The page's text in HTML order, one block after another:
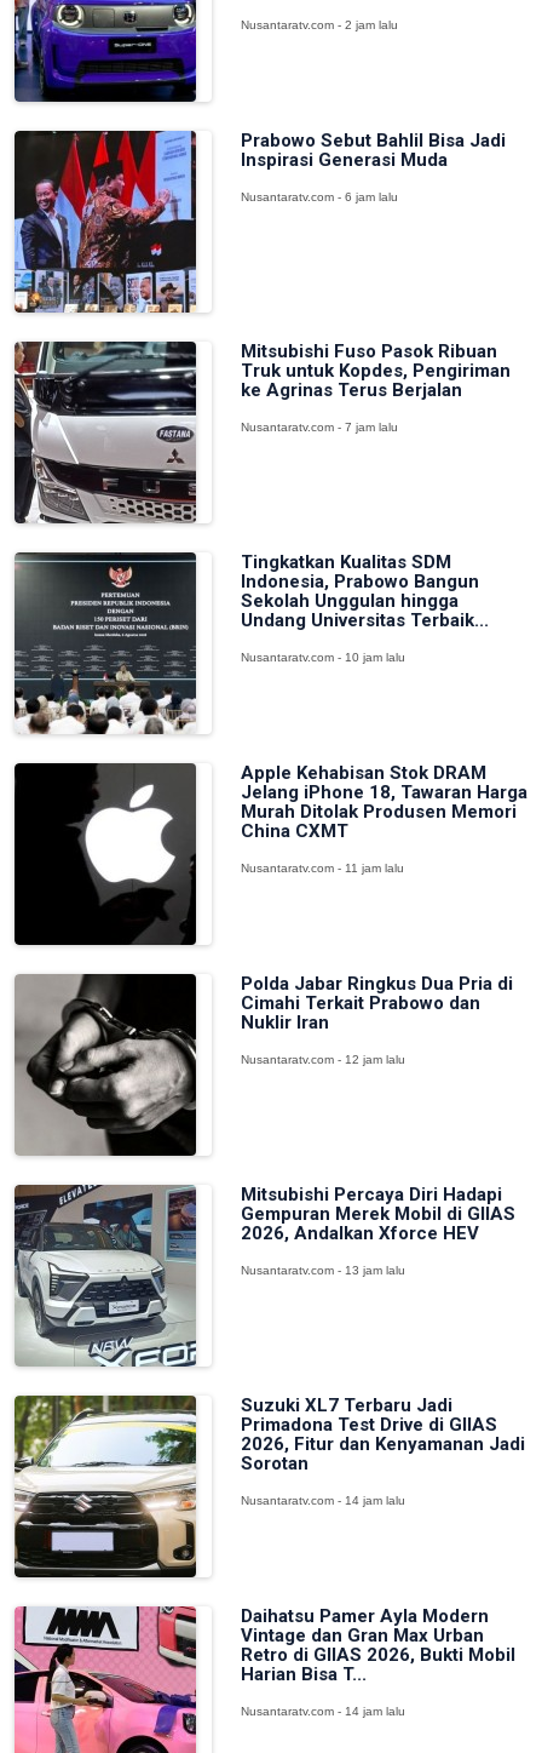
Nusantaratv.com - 2 jam lalu
Prabowo Sebut Bahlil Bisa Jadi
Inspirasi Generasi Muda
Nusantaratv.com - 6 jam lalu
Mitsubishi Fuso Pasok Ribuan
Truk untuk Kopdes, Pengiriman
ke Agrinas Terus Berjalan
Nusantaratv.com - 7 jam lalu
Tingkatkan Kualitas SDM
Indonesia, Prabowo Bangun
Sekolah Unggulan hingga
Undang Universitas Terbaik...
Nusantaratv.com - 10 jam lalu
Apple Kehabisan Stok DRAM
Jelang iPhone 18, Tawaran Harga
Murah Ditolak Produsen Memori
China CXMT
Nusantaratv.com - 11 jam lalu
Polda Jabar Ringkus Dua Pria di
Cimahi Terkait Prabowo dan
Nuklir Iran
Nusantaratv.com - 12 jam lalu
Mitsubishi Percaya Diri Hadapi
Gempuran Merek Mobil di GIIAS
2026, Andalkan Xforce HEV
Nusantaratv.com - 13 jam lalu
Suzuki XL7 Terbaru Jadi
Primadona Test Drive di GIIAS
2026, Fitur dan Kenyamanan Jadi
Sorotan
Nusantaratv.com - 14 jam lalu
Daihatsu Pamer Ayla Modern
Vintage dan Gran Max Urban
Retro di GIIAS 2026, Bukti Mobil
Harian Bisa T...
Nusantaratv.com - 14 jam lalu